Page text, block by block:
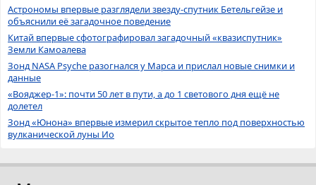
Астрономы впервые разглядели звезду-спутник Бетельгейзе и
объяснили её загадочное поведение
Китай впервые сфотографировал загадочный «квазиспутник»
Земли Камоалева
Зонд NASA Psyche разогнался у Марса и прислал новые снимки и
данные
«Вояджер-1»: почти 50 лет в пути, а до 1 светового дня ещё не
долетел
Зонд «Юнона» впервые измерил скрытое тепло под поверхностью
вулканической луны Ио